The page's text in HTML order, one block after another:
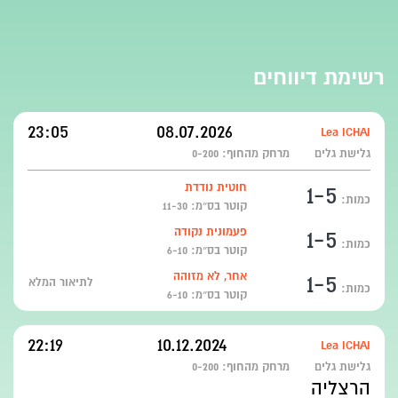
רשימת דיווחים
Lea ICHAI
08.07.2026
23:05
גלישת גלים מרחק מהחוף: 0-200
כמות: 1-5
חוטית נודדת
קוטר בס״מ: 11-30
כמות: 1-5
פעמונית נקודה
קוטר בס״מ: 6-10
כמות: 1-5
אחר, לא מזוהה
קוטר בס״מ: 6-10
לתיאור המלא
Lea ICHAI
10.12.2024
22:19
גלישת גלים מרחק מהחוף: 0-200
הרצליה